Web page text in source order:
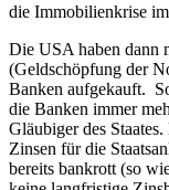
die Immobilienkrise
Die USA haben dann
(Geldschöpfung der
Banken aufgekauft.
die Banken immer
Gläubiger des
Zinsen für die
bereits bankrott (so